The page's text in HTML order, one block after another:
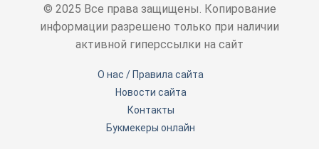
отв.
Гость 3 фев 2026, 04:47
© 2025 Все права защищены. Копирование
информации разрешено только при наличии
активной гиперссылки на сайт
О нас / Правила сайта
Новости сайта
Контакты
Букмекеры онлайн